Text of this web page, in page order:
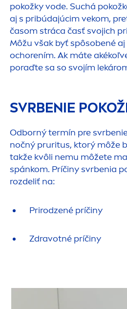
pokožky vode. Suchá
aj s pribúdajúcim vekom,
časom stráca časť svojich
Môžu však byť spôsobené
ochorením. Ak máte
poraďte sa so svojím
SVRBENIE
Odborný termín pre
nočný pruritus, ktorý môže
takže kvôli nemu môžete
spánkom. Príčiny svrbenia
rozdeliť na:
Prirodzené príčiny
Zdravotné príčiny